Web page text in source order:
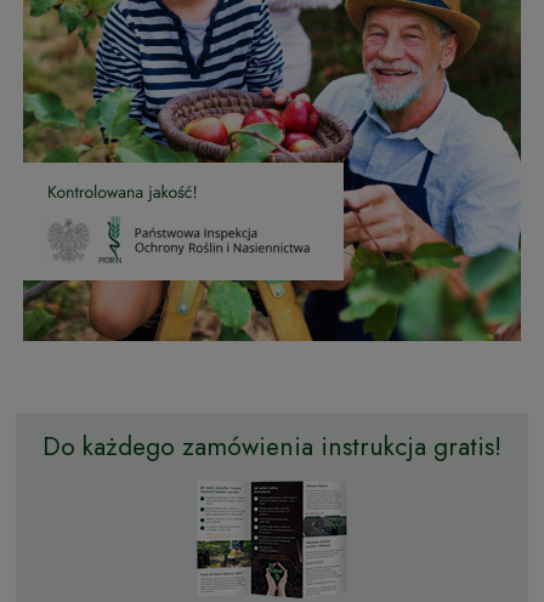
Do każdego zamówienia instrukcja gratis!